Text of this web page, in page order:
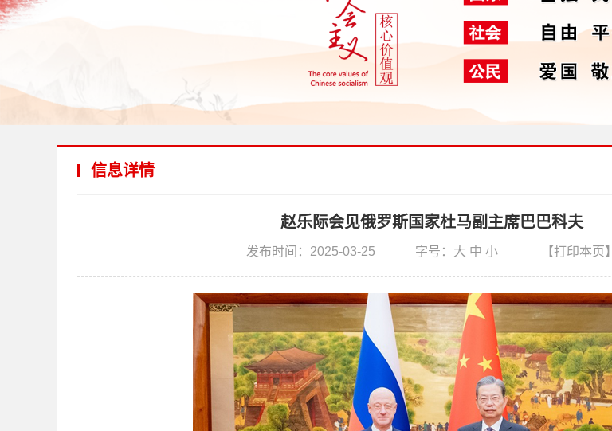
信息详情
赵乐际会见俄罗斯国家杜马副主席巴巴科夫
发布时间：2025-03-25 字号： 大 中 小 【打印本页】